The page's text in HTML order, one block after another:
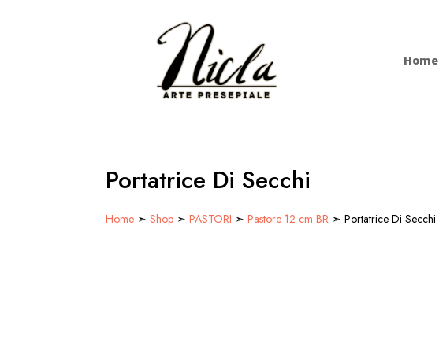
Home
Portatrice Di Secchi
Home ➣Shop ➣PASTORI ➣Pastore 12 cm BR ➣ Portatrice Di Secchi